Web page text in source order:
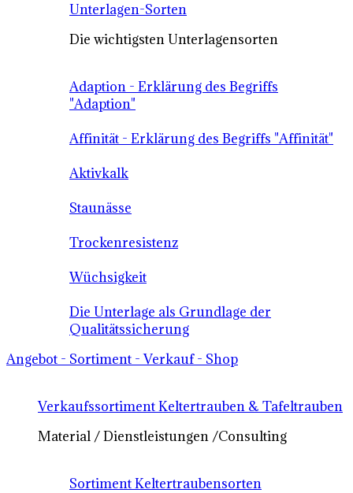
Unterlagen-Sorten
Die wichtigsten Unterlagensorten
Adaption - Erklärung des Begriffs
"Adaption"
Affinität - Erklärung des Begriffs "Affinität"
Aktivkalk
Staunässe
Trockenresistenz
Wüchsigkeit
Die Unterlage als Grundlage der
Qualitätssicherung
Angebot - Sortiment - Verkauf - Shop
Verkaufssortiment Keltertrauben & Tafeltrauben
Material / Dienstleistungen /Consulting
Sortiment Keltertraubensorten